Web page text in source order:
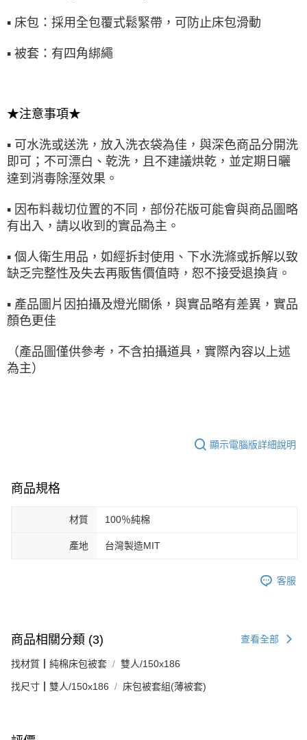
▪ 床包：採用全包覆式鬆緊帶，可防止床包滑動
▪ 被套：有四角綁繩
★注意事項★
▪ 可水洗或送洗，放入洗衣袋為佳，與深色商品分開洗
即可；不可漂白、乾洗，且不建議烘乾，並定期日曬
達到消毒除溼效果。
▪ 因布料裁切位置的不同，部份花版可能會與商品圖略
有出入，請以收到的實品為主。
▪ 個人衛生用品，如經拆封使用、下水洗滌或拆解以致
缺乏完整性及失去再販售價值時，恕不接受退換貨。
▪ 產品圖片因拍攝及燈光關係，與實品略有差異，實品
顏色更佳
（產品圖僅供參考，不含拍攝道具，實際內容以上述
為主）
顯示電腦版詳細說明
商品規格
材質 100％純棉
產地 台灣製造MIT
客服
商品相關分類 (3) 查看全部
找材質┃純棉床包被套 雙人/150x186
找尺寸┃雙人/150x186 床包被套組(薄被套)